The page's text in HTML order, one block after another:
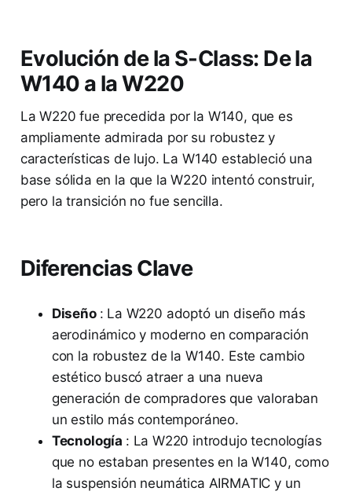
Evolución de la S-Class: De la
W140 a la W220
La W220 fue precedida por la W140, que es
ampliamente admirada por su robustez y
características de lujo. La W140 estableció una
base sólida en la que la W220 intentó construir,
pero la transición no fue sencilla.
Diferencias Clave
Diseño : La W220 adoptó un diseño más
aerodinámico y moderno en comparación
con la robustez de la W140. Este cambio
estético buscó atraer a una nueva
generación de compradores que valoraban
un estilo más contemporáneo.
Tecnología : La W220 introdujo tecnologías
que no estaban presentes en la W140, como
la suspensión neumática AIRMATIC y un